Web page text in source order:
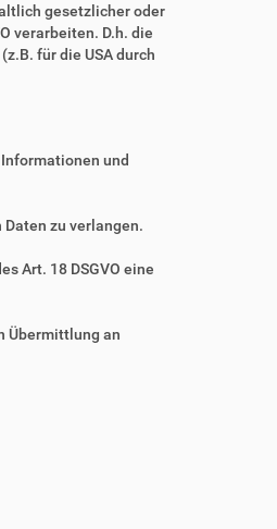
gesetzlicher oder
verarbeiten. D.h. die
für die USA durch
und
zu verlangen.
Art. 18 DSGVO eine
Übermittlung an